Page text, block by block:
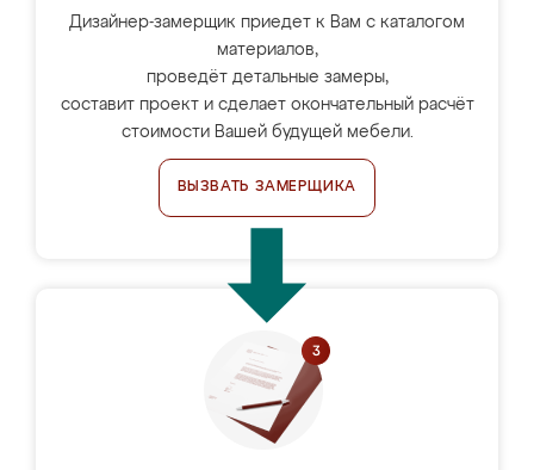
Дизайнер-замерщик приедет к Вам с каталогом
материалов,
проведёт детальные замеры,
составит проект и сделает окончательный расчёт
стоимости Вашей будущей мебели.
ВЫЗВАТЬ ЗАМЕРЩИКА